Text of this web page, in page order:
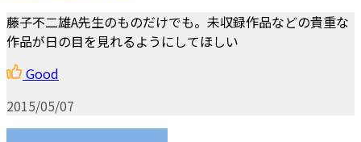
藤子不二雄A先生のものだけでも。未収録作品などの貴重な
作品が日の目を見れるようにしてほしい
Good
2015/05/07